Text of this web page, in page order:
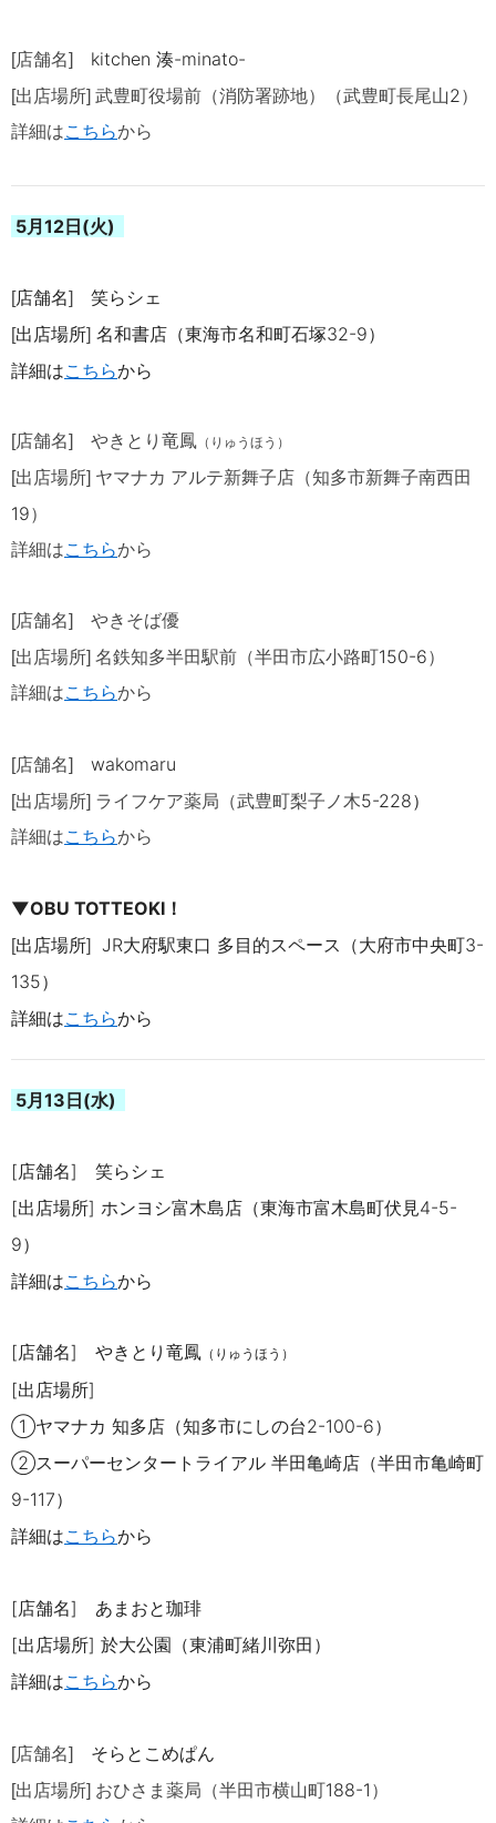
[店舗名] kitchen 湊-minato-
[出店場所] 武豊町役場前（消防署跡地）（武豊町長尾山2）
詳細はこちらから
5月12日(火)
[店舗名] 笑らシェ
[出店場所] 名和書店（東海市名和町石塚32-9）
詳細はこち らから
[店舗名] やきとり竜鳳 （りゅうほう）
[出店場所] ヤマナカ アルテ新舞子店（知多市新舞子南西田
19）
詳細はこちらから
[店舗名] やきそば優
[出店場所] 名鉄知多半田駅前（半田市広小路町150-6）
詳細はこちらから
[店舗名] wakomaru
[出店場所] ライフケア薬局（武豊町梨子ノ木5-228）
詳細はこちらから
▼OBU TOTTEOKI！
[出店場所]
JR大府駅東口 多目的スペース（大府市中央町3-
135）
詳細はこちらから
5月13日(水)
[店舗名] 笑らシェ
[出店場所] ホンヨシ富木島店（東海市富木島町伏見4-5-
9）
詳細はこち らから
[店舗名] やきとり竜鳳 （りゅうほう）
[出店場所]
①ヤマナカ 知多店（知多市にしの台2-100-6）
②スーパーセンタートライアル 半田亀崎店（半田市亀崎町
9-117）
詳細はこちらから
[店舗名] あまおと珈琲
[出店場所] 於大公園（東浦町緒川弥田）
詳細はこちらから
[店舗名] そらとこめぱん
[出店場所] おひさま薬局（半田市横山町188-1 ）